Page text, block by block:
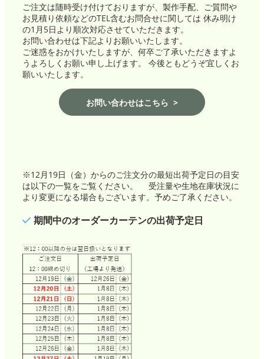
ご注文は随時受け付けておりますが、製作手配、ご質問や
お見積り依頼などのTEL含むお問合せに関しては 休み明け
の1月5日より順次対応させていただきます。
お問い合わせは下記よりお願いいたします。
ご迷惑をおかけいたしますが、何卒ご了承いただきますよ
うよろしくお願い申し上げます。 今後ともどうぞ宜しくお
願いいたします。
お問い合わせはこちら
※12月19日（金）からのご注文分の最短出荷予定日の目安
は以下の一覧をご覧ください。 受注量や生地在庫状況に
より変更になる場合もございます。予めご了承ください。
期間中のオーダーカーテンの出荷予定日